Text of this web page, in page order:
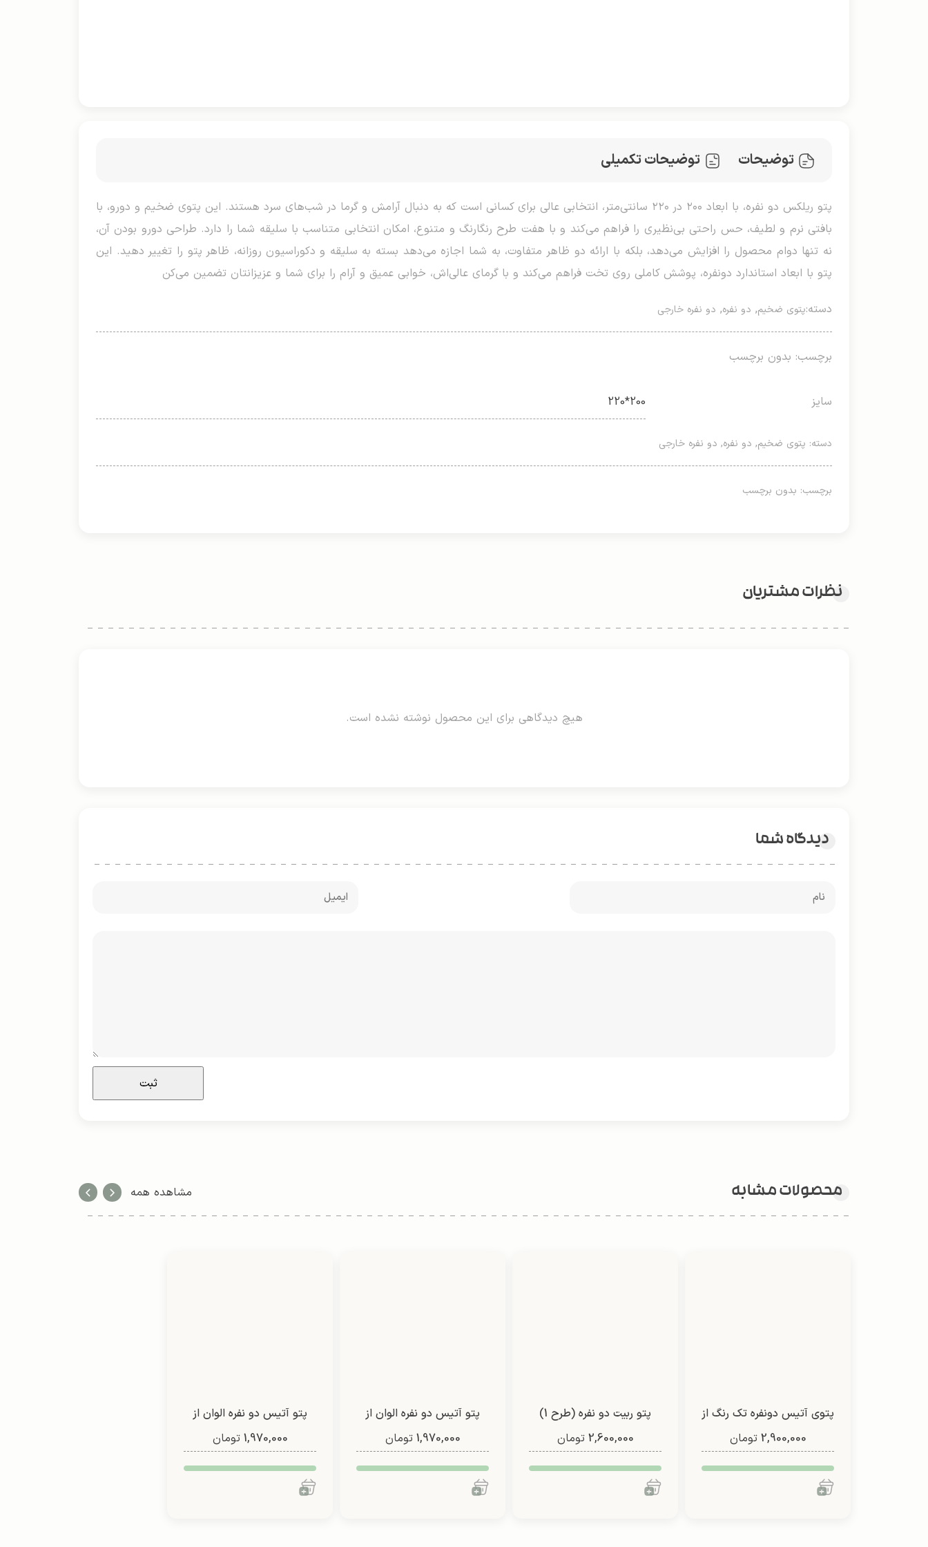
توضیحات توضیحات تکمیلی
پتو ریلکس دو نفره، با ابعاد ۲۰۰ در ۲۲۰ سانتی‌متر، انتخابی عالی برای کسانی است که به دنبال آرامش و گرما در شب‌های سرد هستند. این پتوی ضخیم و دو‌رو، با
بافتی نرم و لطیف، حس راحتی بی‌نظیری را فراهم می‌کند و با هفت طرح رنگارنگ و متنوع، امکان انتخابی متناسب با سلیقه شما را دارد. طراحی دو‌رو بودن آن،
نه تنها دوام محصول را افزایش می‌دهد، بلکه با ارائه دو ظاهر متفاوت، به شما اجازه می‌دهد بسته به سلیقه و دکوراسیون روزانه، ظاهر پتو را تغییر دهید. این
پتو با ابعاد استاندارد دو‌نفره، پوشش کاملی روی تخت فراهم می‌کند و با گرمای عالی‌اش، خوابی عمیق و آرام را برای شما و عزیزانتان تضمین می‌کن
دسته:پتوی ضخیم, دو نفره, دو نفره خارجی
برچسب: بدون برچسب
سایز 200*220
دسته: پتوی ضخیم, دو نفره, دو نفره خارجی
برچسب: بدون برچسب
نظرات مشتریان
هیچ دیدگاهی برای این محصول نوشته نشده است.
دیدگاه شما
محصولات مشابه مشاهده همه
پتوی آتیس دونفره تک رنگ از
شادیلون (طرح4)
2,900,000 تومان
پتو ربیت دو نفره (طرح 1)
2,600,000 تومان
پتو آتیس دو نفره الوان از
شادیلون (طرح 3)
1,970,000 تومان
پتو آتیس دو نفره الوان از
شادیلون (طرح 2)
1,970,000 تومان